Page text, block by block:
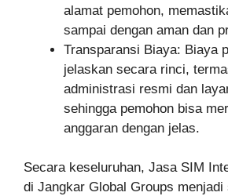
alamat pemohon,
sampai dengan aman dan
Transparansi Biaya: Biaya
jelaskan secara rinci,
administrasi resmi dan
sehingga pemohon bisa
anggaran dengan jelas.
Secara keseluruhan, Jasa SIM
di Jangkar Global Groups menjadi